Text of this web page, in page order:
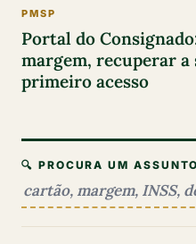
PMSP
Portal do
margem, recuperar a
primeiro acesso
🔍 PROCURA UM